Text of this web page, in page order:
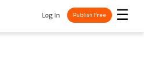
☰
Log In Publish Free